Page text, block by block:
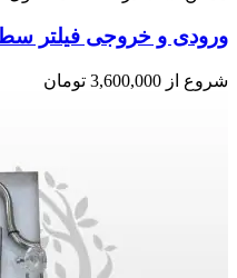
ورودی و خروجی فیلتر
شروع از 3,600,000 تومان